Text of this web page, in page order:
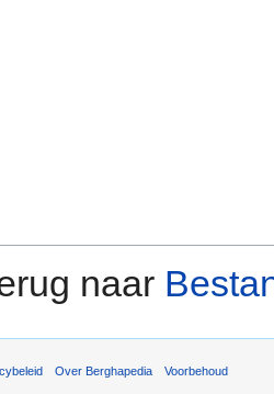
naar
Over Berghapedia Voorbehoud